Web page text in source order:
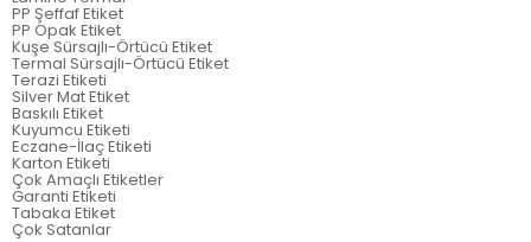
PP Şeffaf Etiket
PP Opak Etiket
Kuşe Sürsajlı-Örtücü Etiket
Termal Sürsajlı-Örtücü Etiket
Terazi Etiketi
Silver Mat Etiket
Baskılı Etiket
Kuyumcu Etiketi
Eczane-İlaç Etiketi
Karton Etiketi
Çok Amaçlı Etiketler
Garanti Etiketi
Tabaka Etiket
Çok Satanlar